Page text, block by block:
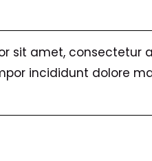
sit amet, consectetur
incididunt dolore